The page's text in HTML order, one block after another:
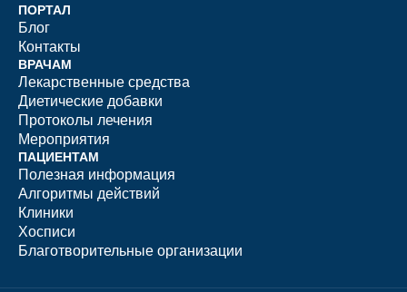
ПОРТАЛ
Блог
Контакты
ВРАЧАМ
Лекарственные средства
Диетические добавки
Протоколы лечения
Мероприятия
ПАЦИЕНТАМ
Полезная информация
Алгоритмы действий
Клиники
Хосписи
Благотворительные организации